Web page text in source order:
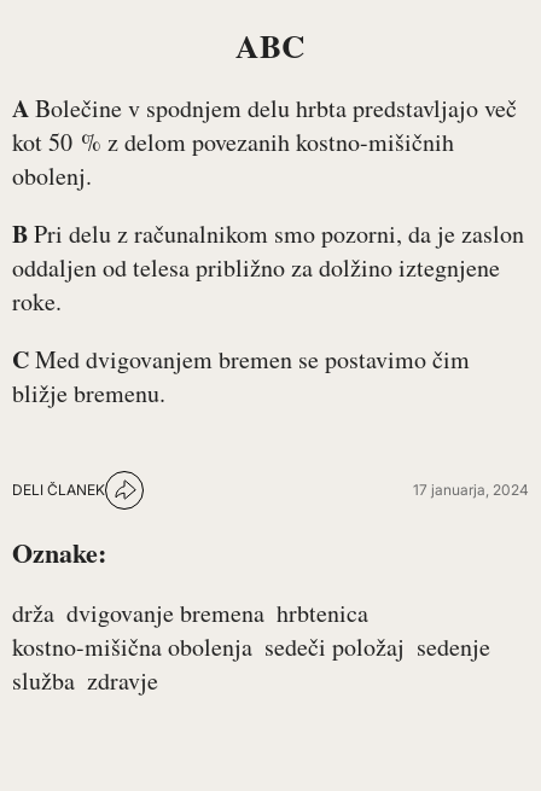
ABC
ABolečine v spodnjem delu hrbta predstavljajo več
kot 50 % z delom povezanih kostno-mišičnih
obolenj.
BPri delu z računalnikom smo pozorni, da je zaslon
oddaljen od telesa približno za dolžino iztegnjene
roke.
CMed dvigovanjem bremen se postavimo čim
bližje bremenu.
DELI ČLANEK 17 januarja, 2024
Oznake:
drža dvigovanje bremena hrbtenica
kostno-mišična obolenja sedeči položaj sedenje
služba zdravje